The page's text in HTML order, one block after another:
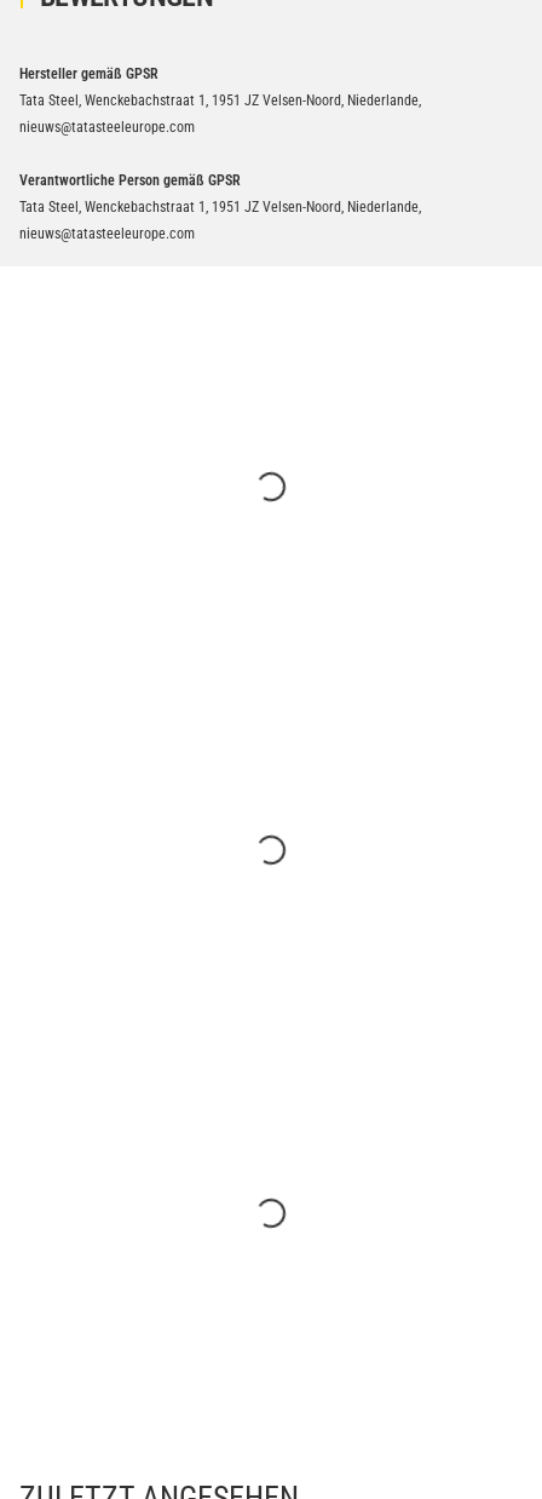
Hersteller gemäß GPSR
Tata Steel, Wenckebachstraat 1, 1951 JZ Velsen-Noord, Niederlande,
nieuws@tatasteeleurope.com
Verantwortliche Person gemäß GPSR
Tata Steel, Wenckebachstraat 1, 1951 JZ Velsen-Noord, Niederlande,
nieuws@tatasteeleurope.com